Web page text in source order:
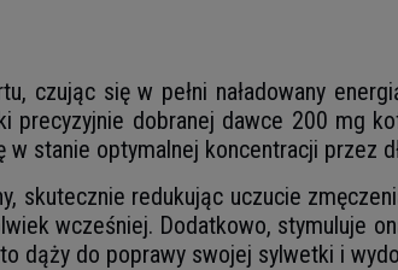
czując się w pełni naładowany
dobranej dawce 200 mg
stanie optymalnej koncentracji przez
skutecznie redukując uczucie
wcześniej. Dodatkowo, stymuluje
dąży do poprawy swojej sylwetki i